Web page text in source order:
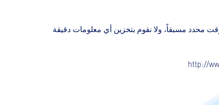
محدد مسبقاً، ولا نقوم بتخزين أي معلومات دقيقة
http://